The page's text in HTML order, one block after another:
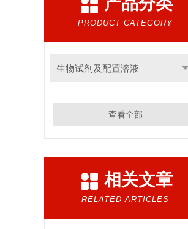
PRODUCT CATEGORY
生物试剂及配置溶液
查看全部
相关文章
RELATED ARTICLES